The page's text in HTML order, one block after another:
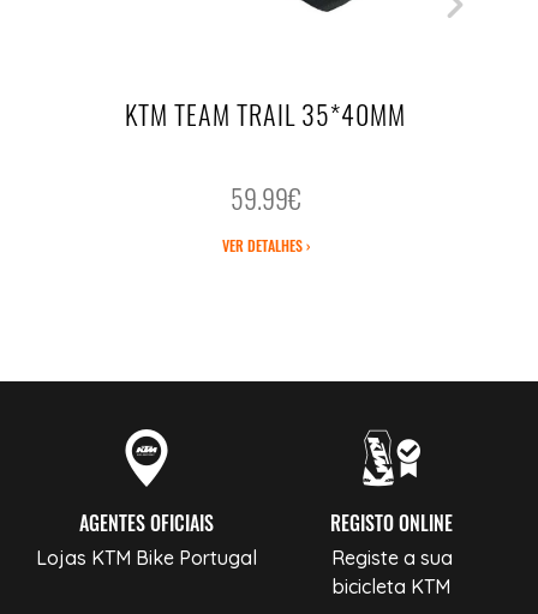
KTM TEAM TRAIL 35*40MM
59.99€
VER DETALHES ›
AGENTES OFICIAIS
Lojas KTM Bike Portugal
REGISTO ONLINE
Registe a sua
bicicleta KTM